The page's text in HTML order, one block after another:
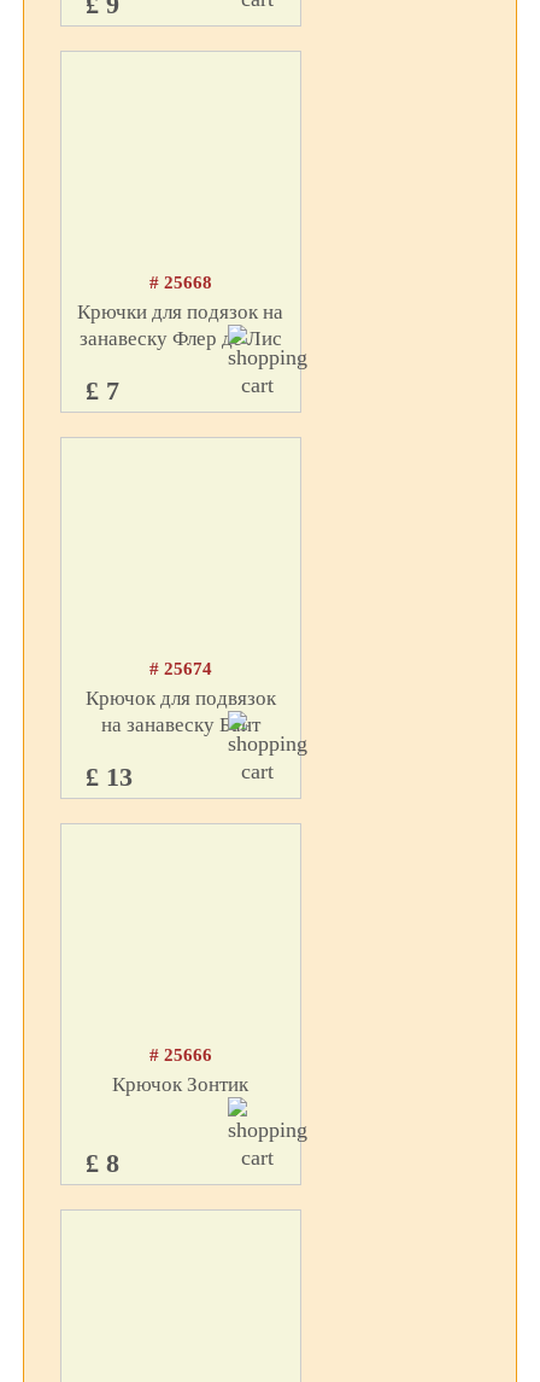
# 25668
Крючки для подязок на
занавеску Флер де Лис
£ 7
# 25674
Крючок для подвязок
на занавеску Бант
£ 13
# 25666
Крючок Зонтик
£ 8